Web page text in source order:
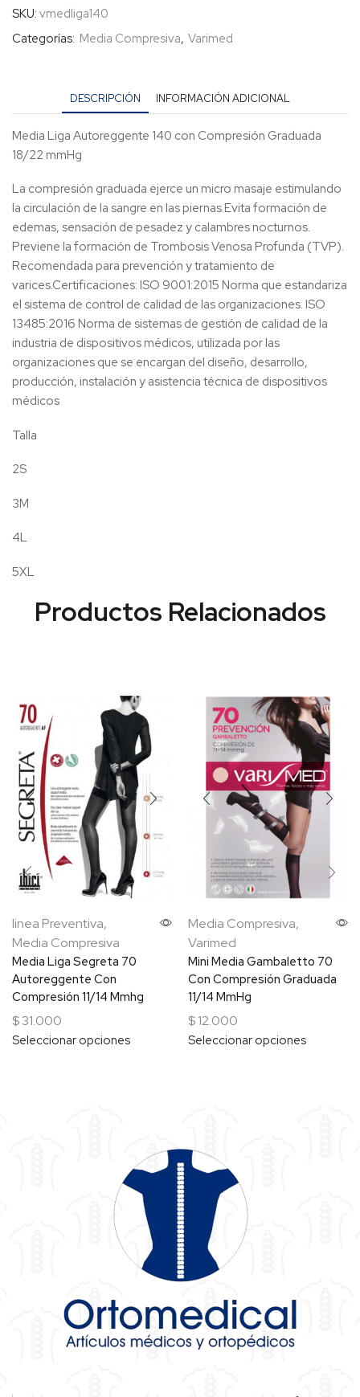
SKU: vmedliga140
Categorías: Media Compresiva, Varimed
DESCRIPCIÓN INFORMACIÓN ADICIONAL
Media Liga Autoreggente 140 con Compresión Graduada
18/22 mmHg
La compresión graduada ejerce un micro masaje estimulando
la circulación de la sangre en las piernas.Evita formación de
edemas, sensación de pesadez y calambres nocturnos.
Previene la formación de Trombosis Venosa Profunda (TVP).
Recomendada para prevención y tratamiento de
varices.Certificaciones: ISO 9001:2015 Norma que estandariza
el sistema de control de calidad de las organizaciones. ISO
13485:2016 Norma de sistemas de gestión de calidad de la
industria de dispositivos médicos, utilizada por las
organizaciones que se encargan del diseño, desarrollo,
producción, instalación y asistencia técnica de dispositivos
médicos
Talla
2S
3M
4L
5XL
linea Preventiva,
Media Compresiva
Media Liga Segreta 70
Autoreggente Con
Compresión 11/14 Mmhg
$31.000
Seleccionar opciones
Media Compresiva,
Varimed
Mini Media Gambaletto 70
Con Compresión Graduada
11/14 MmHg
$12.000
Seleccionar opciones